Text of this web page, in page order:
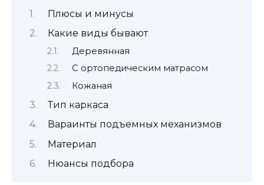
Плюсы и минусы
Какие виды бывают
Деревянная
С ортопедическим матрасом
Кожаная
Тип каркаса
Вараинты подъемных механизмов
Материал
Нюансы подбора